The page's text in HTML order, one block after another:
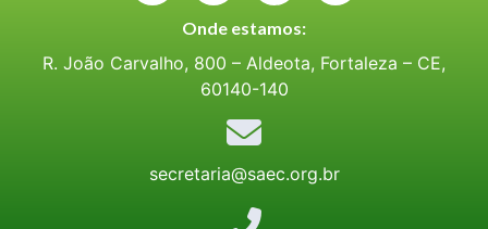
Onde estamos:
R. João Carvalho, 800 – Aldeota, Fortaleza – CE,
60140-140
secretaria@saec.org.br